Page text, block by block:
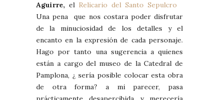
Aguirre, el Relicario del Santo Sepulcro
Una pena que nos costara poder disfrutar
de la minuciosidad de los detalles y el
encanto en la expresión de cada personaje.
Hago por tanto una sugerencia a quienes
están a cargo del museo de la Catedral de
Pamplona, ¿ sería posible colocar esta obra
de otra forma? a mi parecer, pasa